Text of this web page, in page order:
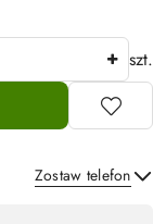
szt.
Zostaw telefon